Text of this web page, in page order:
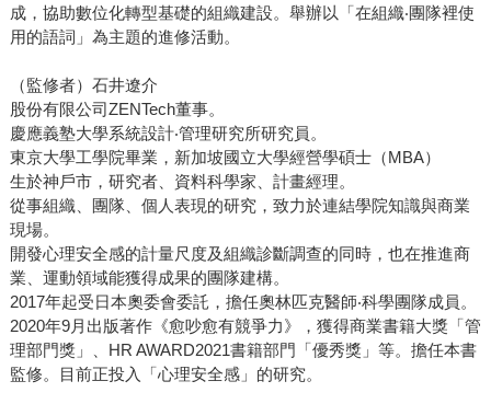
成，協助數位化轉型基礎的組織建設。舉辦以「在組織‧團隊裡使
用的語詞」為主題的進修活動。
（監修者）石井遼介
股份有限公司ZENTech董事。
慶應義塾大學系統設計‧管理研究所研究員。
東京大學工學院畢業，新加坡國立大學經營學碩士（MBA）
生於神戶市，研究者、資料科學家、計畫經理。
從事組織、團隊、個人表現的研究，致力於連結學院知識與商業
現場。
開發心理安全感的計量尺度及組織診斷調查的同時，也在推進商
業、運動領域能獲得成果的團隊建構。
2017年起受日本奧委會委託，擔任奧林匹克醫師‧科學團隊成員。
2020年9月出版著作《愈吵愈有競爭力》，獲得商業書籍大獎「管
理部門獎」、HR AWARD2021書籍部門「優秀獎」等。擔任本書
監修。目前正投入「心理安全感」的研究。